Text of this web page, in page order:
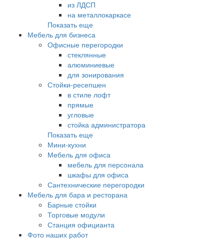
из ЛДСП
на металлокаркасе
Показать еще
Мебель для бизнеса
Офисные перегородки
стеклянные
алюминиевые
для зонирования
Стойки-ресепшен
в стиле лофт
прямые
угловые
стойка администратора
Показать еще
Мини-кухни
Мебель для офиса
мебель для персонала
шкафы для офиса
Сантехнические перегородки
Мебель для бара и ресторана
Барные стойки
Торговые модули
Станция официанта
Фото наших работ